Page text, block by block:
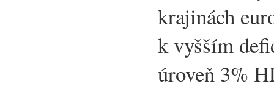
krajinách
k vyšším
úroveň 3%